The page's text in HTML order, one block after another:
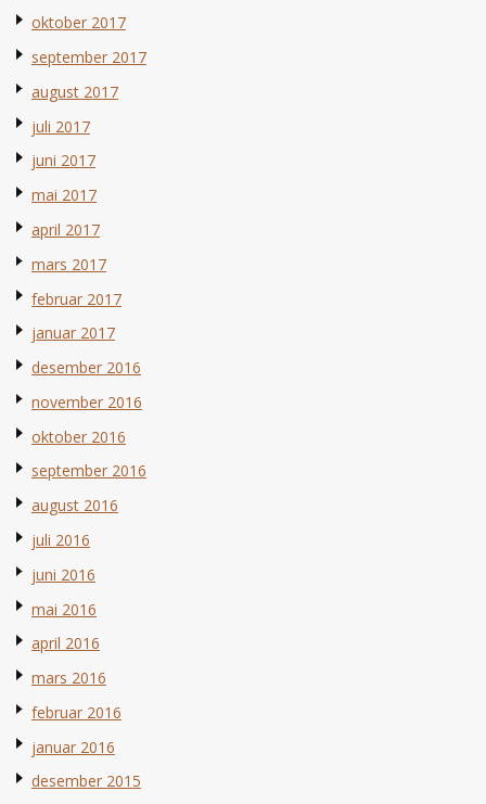
oktober 2017
september 2017
august 2017
juli 2017
juni 2017
mai 2017
april 2017
mars 2017
februar 2017
januar 2017
desember 2016
november 2016
oktober 2016
september 2016
august 2016
juli 2016
juni 2016
mai 2016
april 2016
mars 2016
februar 2016
januar 2016
desember 2015